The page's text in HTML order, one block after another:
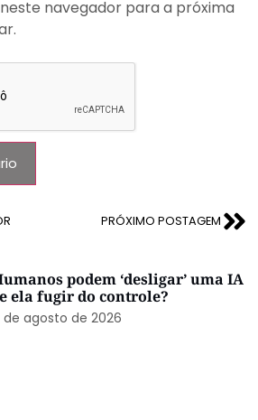
PRÓXIMO POSTAGEM
podem ‘desligar’ uma IA
ela fugir do controle?
de agosto de 2026